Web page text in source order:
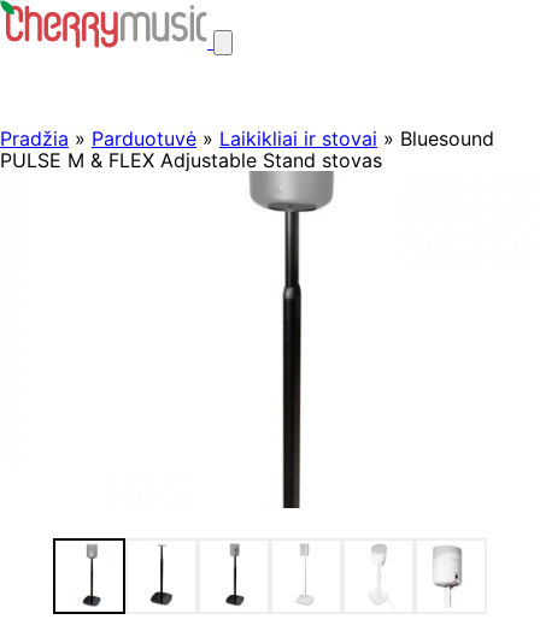
Pradžia » Parduotuvė » Laikikliai ir stovai » Bluesound
PULSE M & FLEX Adjustable Stand stovas